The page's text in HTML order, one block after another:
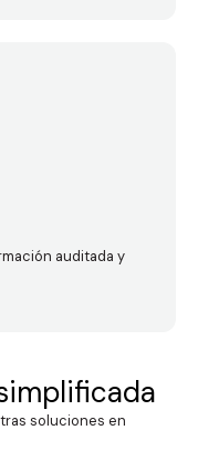
auditada y
soluciones en